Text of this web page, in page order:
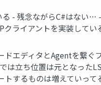
- 残念ながらC#はない…
ライアントを実装して
エディタとAgentを繋
立ち位置は元となった
するものは増えていっ